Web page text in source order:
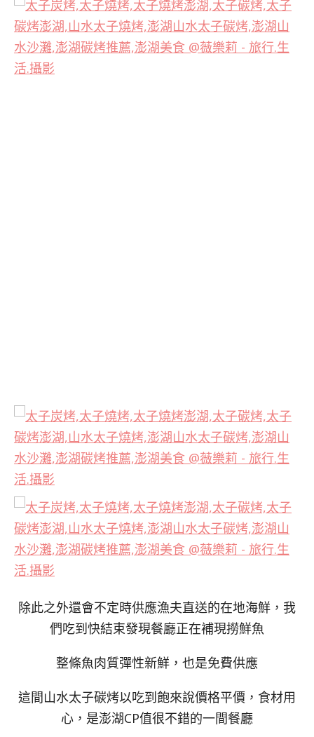
除此之外還會不定時供應漁夫直送的在地海鮮，我
們吃到快結束發現餐廳正在補現撈鮮魚
整條魚肉質彈性新鮮，也是免費供應
這間山水太子碳烤以吃到飽來說價格平價，食材用
心，是澎湖CP值很不錯的一間餐廳